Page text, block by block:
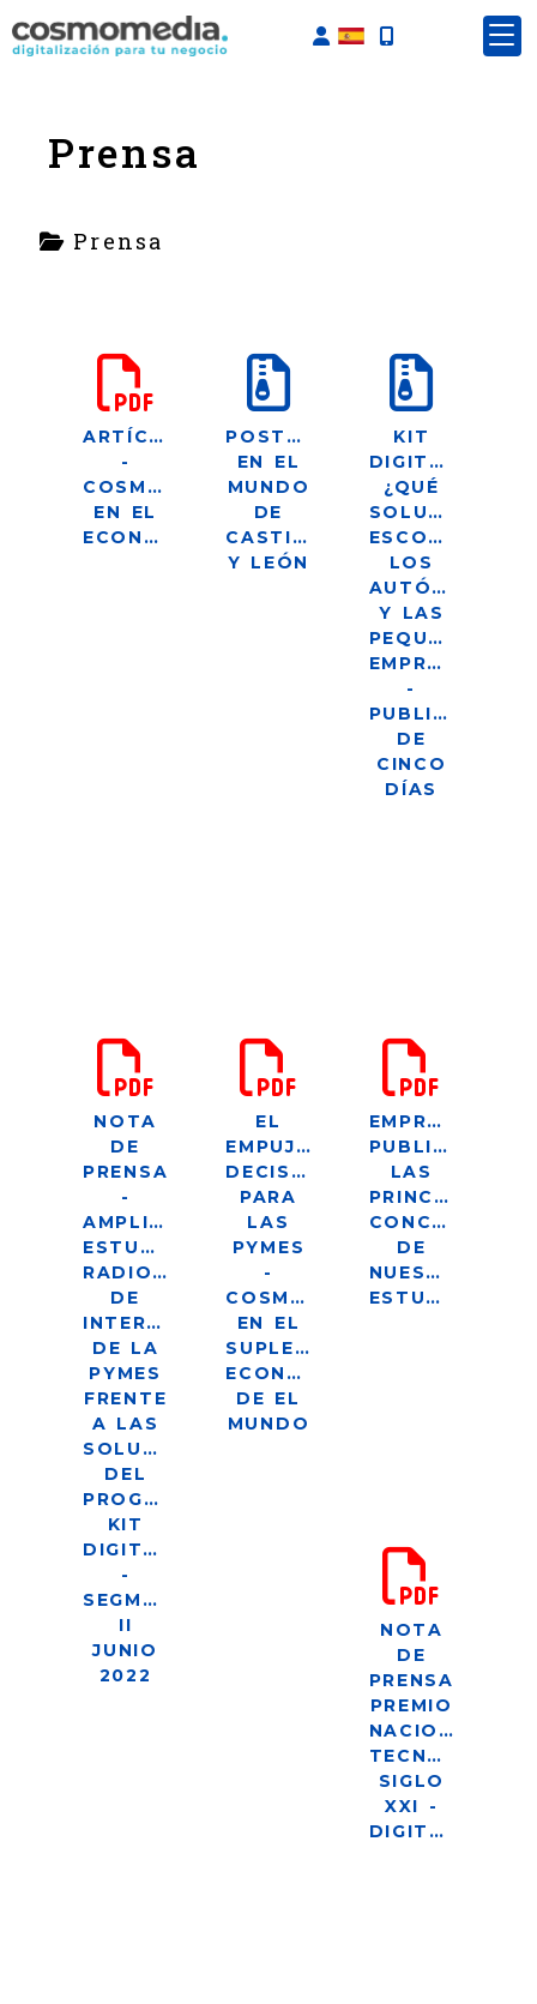
Identifícate
Prensa
Prensa
ARTÍCULO
-
COSMOMEDIA
EN EL
ECONOMISTA
POSTEUM
EN EL
MUNDO
DE
CASTILLA
Y LEÓN
KIT
DIGITAL:
¿QUÉ
SOLUCIONES
ESCOGEN
LOS
AUTÓNOMOS
Y LAS
PEQUEÑAS
EMPRESAS?
-
PUBLICACIÓN
DE
CINCO
DÍAS
NOTA
DE
PRENSA
-
AMPLIACIÓN
ESTUDIO
RADIOGRAFÍA
DE
INTERESES
DE LA
PYMES
FRENTE
A LAS
SOLUCIONES
DEL
PROGRAMA
KIT
DIGITAL
-
SEGMENTO
II
JUNIO
2022
EL
EMPUJÓN
DECISIVO
PARA
LAS
PYMES
-
COSMOMEDIA
EN EL
SUPLEMENTO
ECONÓMICO
DE EL
MUNDO
PUBLICA
LAS
PRINCIPALES
DE
NUESTRO
ESTUDIO
NOTA
DE
PRENSA
PREMIO
NACIONAL
TECNOLOGÍA
SIGLO
XXI -
DIGITALIZACIÓN